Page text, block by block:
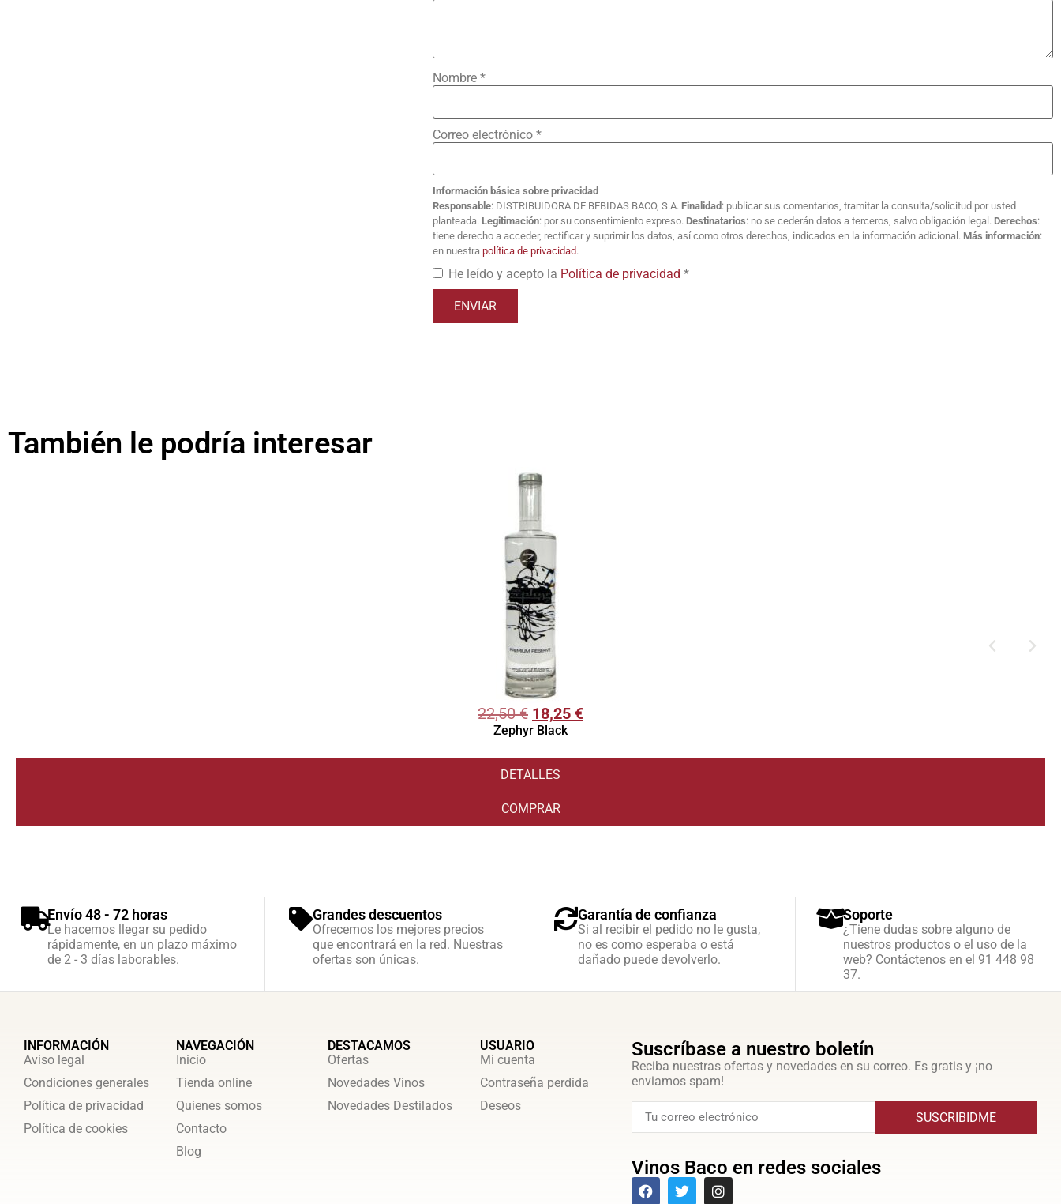
Nombre *
Correo electrónico *
Información básica sobre privacidad
Responsable: DISTRIBUIDORA DE BEBIDAS BACO, S.A. Finalidad : publicar sus comentarios, tramitar la consulta/solicitud por usted
planteada. Legitimación: por su consentimiento expreso. Destinatarios: no se cederán datos a terceros, salvo obligación legal. Derechos:
tiene derecho a acceder, rectificar y suprimir los datos, así como otros derechos, indicados en la información adicional. Más información:
en nuestra política de privacidad.
He leído y acepto la Política de privacidad *
También le podría interesar
22,50€ 18,25 €
Zephyr Black
DETALLES
COMPRAR
Envío 48 - 72 horas
Le hacemos llegar su pedido
rápidamente, en un plazo máximo
de 2 - 3 días laborables.
Grandes descuentos
Ofrecemos los mejores precios
que encontrará en la red. Nuestras
ofertas son únicas.
Garantía de confianza
Si al recibir el pedido no le gusta,
no es como esperaba o está
dañado puede devolverlo.
Soporte
¿Tiene dudas sobre alguno de
nuestros productos o el uso de la
web? Contáctenos en el 91 448 98
37.
INFORMACIÓN
Aviso legal
Condiciones generales
Política de privacidad
Política de cookies
NAVEGACIÓN
Inicio
Tienda online
Quienes somos
Contacto
Blog
DESTACAMOS
Ofertas
Novedades Vinos
Novedades Destilados
USUARIO
Mi cuenta
Contraseña perdida
Deseos
Suscríbase a nuestro boletín
Reciba nuestras ofertas y novedades en su correo. Es gratis y ¡no
enviamos spam!
SUSCRIBIDME
Vinos Baco en redes sociales